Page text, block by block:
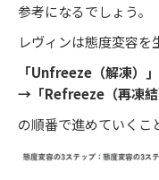
参考になるでしょう。
レヴィンは態度変容を
「Unfreeze（解凍）
→「Refreeze（再凍結
の順番で進めていくこ